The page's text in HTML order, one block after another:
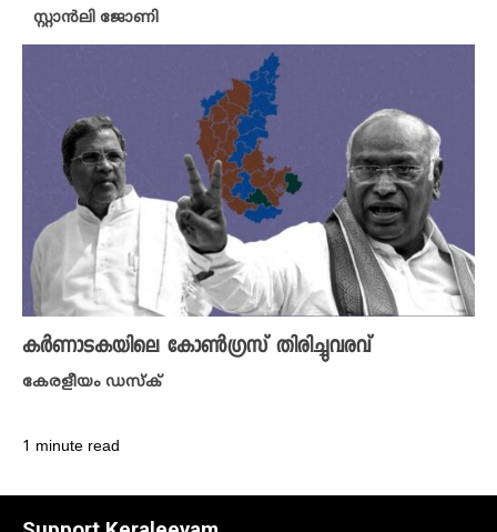
സ്റ്റാൻലി ജോണി
കർണാടകയിലെ കോൺ​ഗ്രസ് തിരിച്ചുവരവ്
കേരളീയം ഡസ്ക്
1 minute read